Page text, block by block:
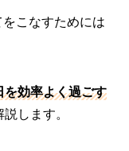
こなすためには
を効率よく過ごす
説します。